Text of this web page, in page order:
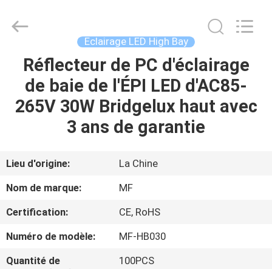
MAISON
PRODUITS
A
DE
NOUS
Ming
Feng
Reserved.
Eclairage LED High Bay
Réflecteur de PC d'éclairage
de baie de l'ÉPI LED d'AC85-
265V 30W Bridgelux haut avec
3 ans de garantie
Lieu d'origine:
La Chine
Nom de marque:
MF
Certification:
CE, RoHS
Numéro de modèle:
MF-HB030
Quantité de
100PCS